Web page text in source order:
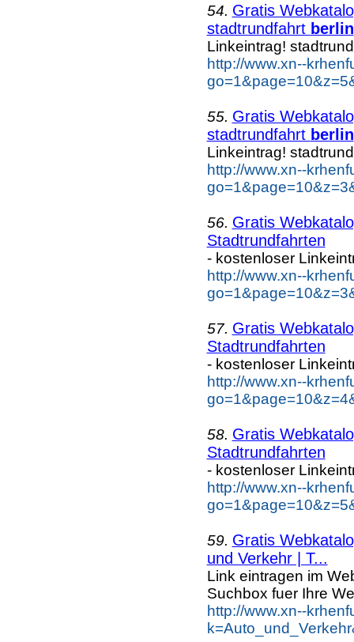
54. Gratis
stadtrundfahrt berlin
Linkeintrag!
http://www.xn--
55. Gratis
stadtrundfahrt berlin
Linkeintrag!
http://www.xn--
56. Gratis
Stadtrundfahrten
- kostenloser
http://www.xn--
57. Gratis
Stadtrundfahrten
- kostenloser
http://www.xn--
58. Gratis
Stadtrundfahrten
- kostenloser
http://www.xn--
59. Gratis
und Verkehr | T...
Link eintragen im
Suchbox fuer Ihre
http://www.xn--